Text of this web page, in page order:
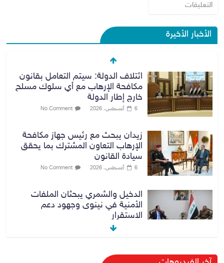
التعليقات
الأخبار الأخيرة
ائتلاف الدولة: سيتم التعامل بقانون
مكافحة الإرهاب مع أي سلوك مسلح
خارج إطار الدولة
6 أغسطس، 2026 No Comment
زيدان يبحث مع رئيس جهاز مكافحة
الإرهاب التعاون المشترك بما يحقق
سيادة القانون
6 أغسطس، 2026 No Comment
الدخيل والشمري يبحثان الملفات
الأمنية في نينوى وجهود دعم
الاستقرار